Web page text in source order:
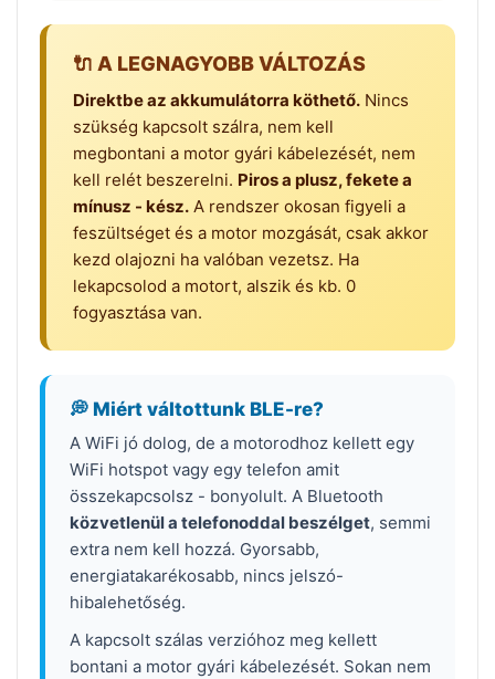
🔌 A LEGNAGYOBB VÁLTOZÁS
Direktbe az akkumulátorra köthető. Nincs
szükség kapcsolt szálra, nem kell
megbontani a motor gyári kábelezését, nem
kell relét beszerelni. Piros a plusz, fekete a
mínusz - kész. A rendszer okosan figyeli a
feszültséget és a motor mozgását, csak akkor
kezd olajozni ha valóban vezetsz. Ha
lekapcsolod a motort, alszik és kb. 0
fogyasztása van.
💭 Miért váltottunk BLE-re?
A WiFi jó dolog, de a motorodhoz kellett egy
WiFi hotspot vagy egy telefon amit
összekapcsolsz - bonyolult. A Bluetooth
közvetlenül a telefonoddal beszélget, semmi
extra nem kell hozzá. Gyorsabb,
energiatakarékosabb, nincs jelszó-
hibalehetőség.
A kapcsolt szálas verzióhoz meg kellett
bontani a motor gyári kábelezését. Sokan nem